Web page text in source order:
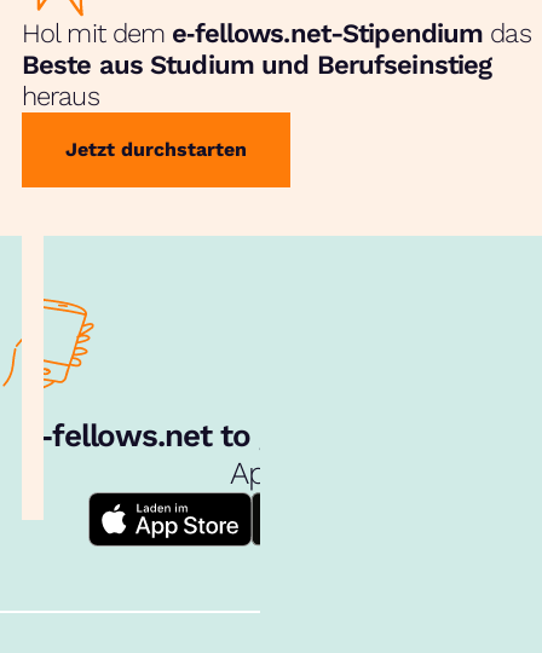
Hol mit dem e‑fellows.net-Stipendium das
Beste aus Studium und Berufseinstieg
heraus
Jetzt durchstarten
e‑fellows.net to go:
App!